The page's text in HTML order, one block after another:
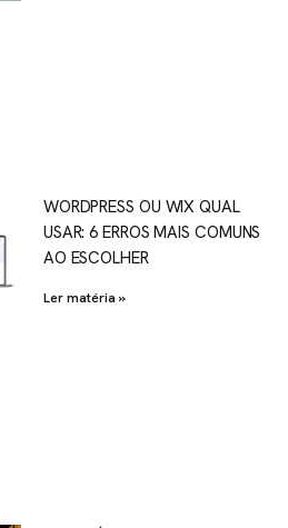
WORDPRESS OU WIX QUAL
USAR: 6 ERROS MAIS COMUNS
AO ESCOLHER
Ler matéria »